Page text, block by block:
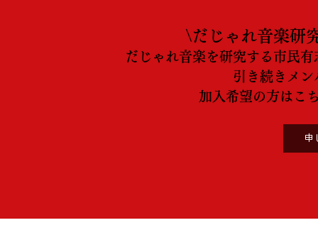
\だじゃれ音楽研
だじゃれ音楽を研究する市民
引き続きメ
加入希望の方はこ
申